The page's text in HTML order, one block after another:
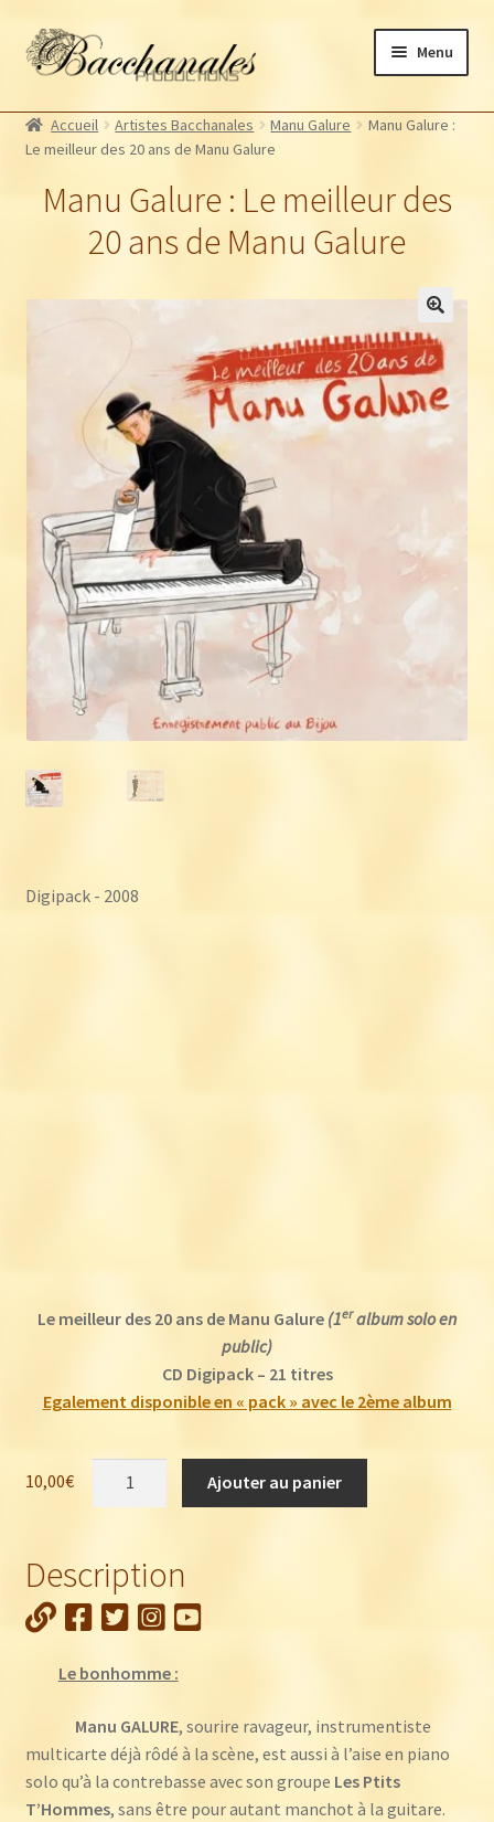
Aller
à
navigation
Aller
au
Menu
Artistes Bacchanales
Souscriptions
Billetterie
Accueil Artistes Bacchanales Manu Galure
Manu Galure :
Le meilleur des 20 ans de Manu Galure
Manu Galure : Le meilleur des
20 ans de Manu Galure
🔍
Digipack - 2008
Le meilleur des 20 ans de Manu Galure (1eralbum solo en
public)
CD Digipack – 21 titres
Egalement disponible en « pack » avec le 2ème album
10,00€
:
Le
meilleur
des
ans
de
Manu
Galure
Ajouter au panier
Description
Le bonhomme :
Manu GALURE, sourire ravageur, instrumentiste
multicarte déjà rôdé à la scène, est aussi à l’aise en piano
solo qu’à la contrebasse avec son groupe Les Ptits
T’Hommes, sans être pour autant manchot à la guitare.